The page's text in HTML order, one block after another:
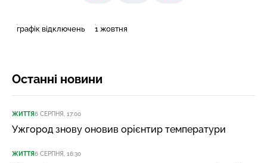
графік відключень 1 жовтня
Останні новини
ЖИТТЯ6 СЕРПНЯ, 17:00
Ужгород знову оновив орієнтир температури
ЖИТТЯ6 СЕРПНЯ, 16:30